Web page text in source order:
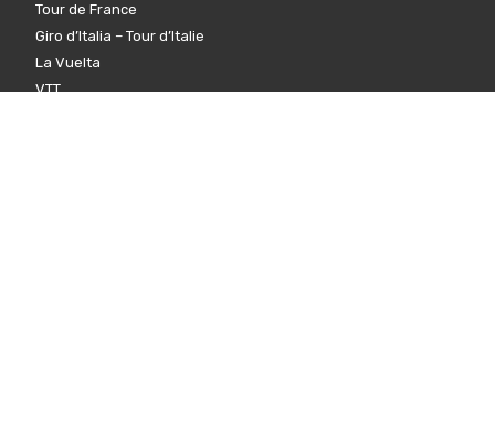
Tour de France
Giro d’Italia – Tour d’Italie
La Vuelta
VTT